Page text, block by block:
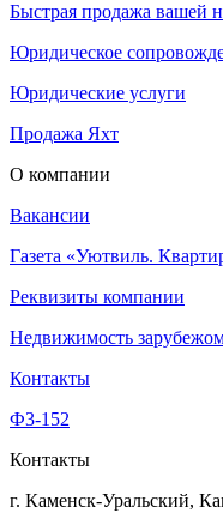
Быстрая продажа вашей
Юридическое
Юридические услуги
Продажа Яхт
О компании
Вакансии
Газета «Уютвиль.
Реквизиты компании
Недвижимость
Контакты
Ф3-152
Контакты
г. Каменск-Уральский,